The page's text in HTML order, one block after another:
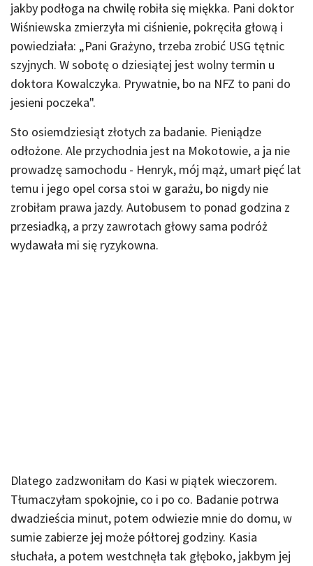
jakby podłoga na chwilę robiła się miękka. Pani doktor
Wiśniewska zmierzyła mi ciśnienie, pokręciła głową i
powiedziała: „Pani Grażyno, trzeba zrobić USG tętnic
szyjnych. W sobotę o dziesiątej jest wolny termin u
doktora Kowalczyka. Prywatnie, bo na NFZ to pani do
jesieni poczeka".
Sto osiemdziesiąt złotych za badanie. Pieniądze
odłożone. Ale przychodnia jest na Mokotowie, a ja nie
prowadzę samochodu - Henryk, mój mąż, umarł pięć lat
temu i jego opel corsa stoi w garażu, bo nigdy nie
zrobiłam prawa jazdy. Autobusem to ponad godzina z
przesiadką, a przy zawrotach głowy sama podróż
wydawała mi się ryzykowna.
Dlatego zadzwoniłam do Kasi w piątek wieczorem.
Tłumaczyłam spokojnie, co i po co. Badanie potrwa
dwadzieścia minut, potem odwiezie mnie do domu, w
sumie zabierze jej może półtorej godziny. Kasia
słuchała, a potem westchnęła tak głęboko, jakbym jej